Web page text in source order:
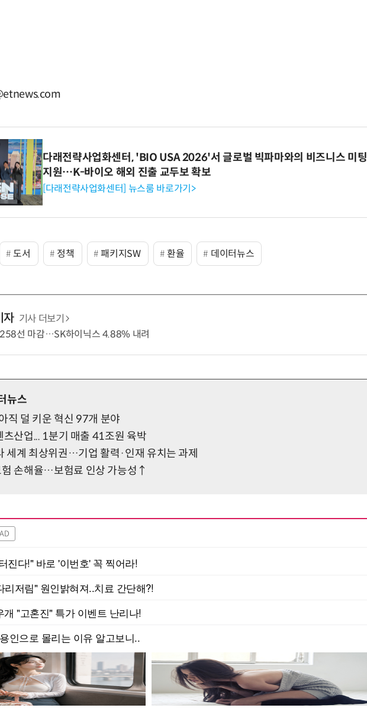
다래전략사업화센터, 'BIO USA 2026'서 글로벌 빅파마와의 비즈니스 미팅
지원…K-바이오 해외 진출 교두보 확보
[다래전략사업화센터] 뉴스룸 바로가기>
도서 정책 패키지SW 환율 데이터뉴스
자 기사 더보기
선 마감…SK하이닉스 4.88% 내려
뉴스
직 덜 키운 혁신 97개 분야
츠산업... 1분기 매출 41조원 육박
세계 최상위권…기업 활력·인재 유치는 과제
험 손해율…보험료 인상 가능성↑
AD